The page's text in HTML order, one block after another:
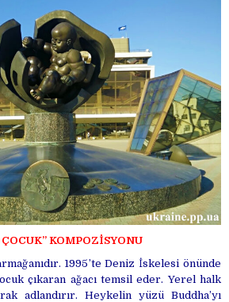
KOMPOZİSYONU
1995’te Deniz İskelesi önünde
çıkaran ağacı temsil eder. Yerel halk
adlandırır. Heykelin yüzü Buddha’yı